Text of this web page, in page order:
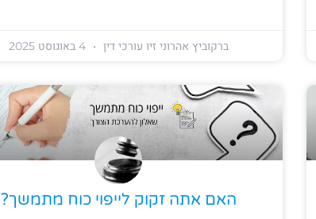
ברקוביץ אהרוני זיו עורכי דין 4 באוגוסט 2025
האם אתה זקוק לייפוי כוח מתמשך?